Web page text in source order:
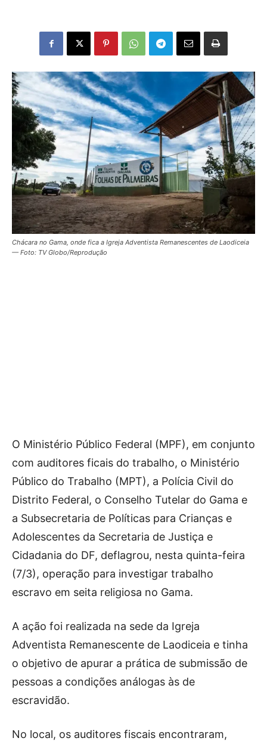
Chácara no Gama, onde fica a Igreja Adventista Remanescentes de Laodiceia
— Foto: TV Globo/Reprodução
O Ministério Público Federal (MPF), em conjunto
com auditores ficais do trabalho, o Ministério
Público do Trabalho (MPT), a Polícia Civil do
Distrito Federal, o Conselho Tutelar do Gama e
a Subsecretaria de Políticas para Crianças e
Adolescentes da Secretaria de Justiça e
Cidadania do DF, deflagrou, nesta quinta-feira
(7/3), operação para investigar trabalho
escravo em seita religiosa no Gama.
A ação foi realizada na sede da Igreja
Adventista Remanescente de Laodiceia e tinha
o objetivo de apurar a prática de submissão de
pessoas a condições análogas às de
escravidão.
No local, os auditores fiscais encontraram,